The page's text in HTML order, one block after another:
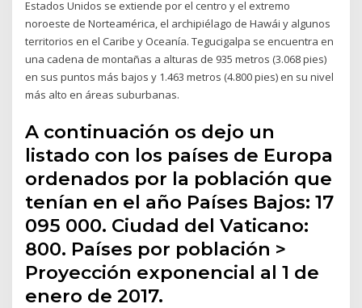
Estados Unidos se extiende por el centro y el extremo
noroeste de Norteamérica, el archipiélago de Hawái y algunos
territorios en el Caribe y Oceanía. Tegucigalpa se encuentra en
una cadena de montañas a alturas de 935 metros (3.068 pies)
en sus puntos más bajos y 1.463 metros (4.800 pies) en su nivel
más alto en áreas suburbanas.
A continuación os dejo un
listado con los países de Europa
ordenados por la población que
tenían en el año Países Bajos: 17
095 000. Ciudad del Vaticano:
800. Países por población >
Proyección exponencial al 1 de
enero de 2017.